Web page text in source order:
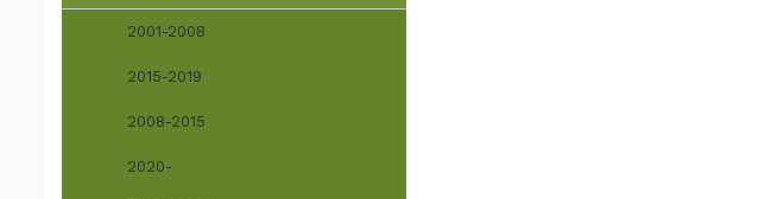
2001-2008
2015-2019
2008-2015
2020-